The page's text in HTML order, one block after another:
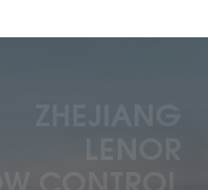
LENOR